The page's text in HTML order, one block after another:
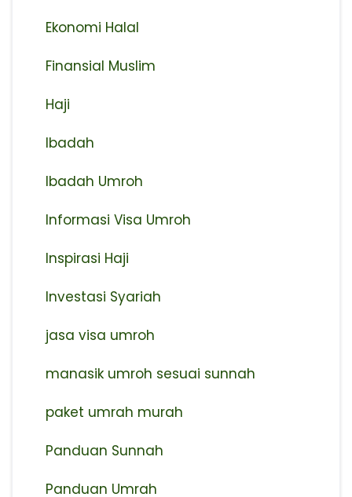
Ekonomi Halal
Finansial Muslim
Haji
Ibadah
Ibadah Umroh
Informasi Visa Umroh
Inspirasi Haji
Investasi Syariah
jasa visa umroh
manasik umroh sesuai sunnah
paket umrah murah
Panduan Sunnah
Panduan Umrah